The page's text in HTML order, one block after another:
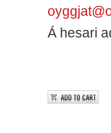
Á hesari